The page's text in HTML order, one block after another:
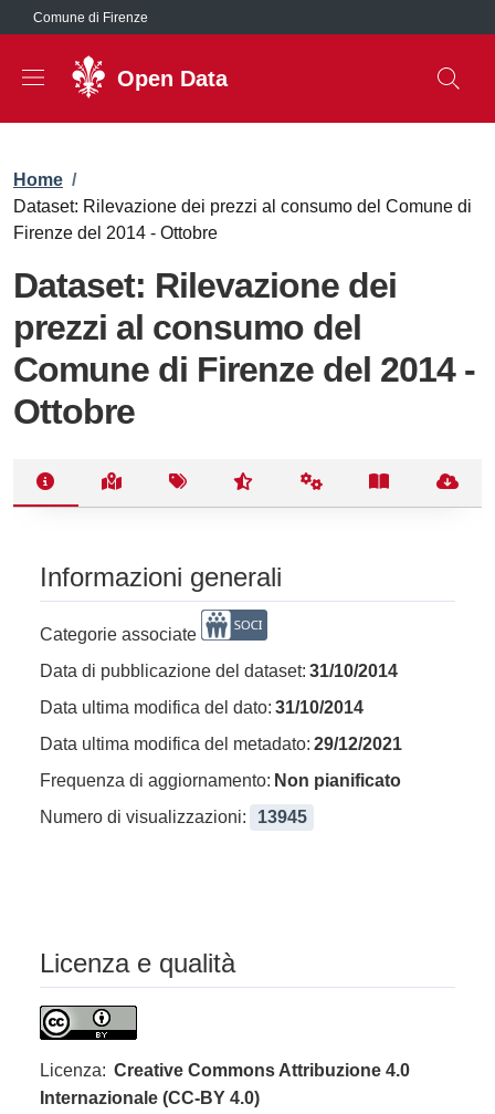
Salta al contenuto principale
Comune di Firenze
Open Data
Briciole di pane
Home /
Dataset: Rilevazione dei prezzi al consumo del Comune di
Firenze del 2014 - Ottobre
Dataset: Rilevazione dei
prezzi al consumo del
Comune di Firenze del 2014 -
Ottobre
Informazioni generali
Categorie associate
Data di pubblicazione del dataset: 31/10/2014
Data ultima modifica del dato: 31/10/2014
Data ultima modifica del metadato: 29/12/2021
Frequenza di aggiornamento: Non pianificato
Numero di visualizzazioni:
13945
Licenza e qualità
Licenza: Creative Commons Attribuzione 4.0
Internazionale (CC-BY 4.0)